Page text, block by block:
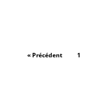
« Précédent 1